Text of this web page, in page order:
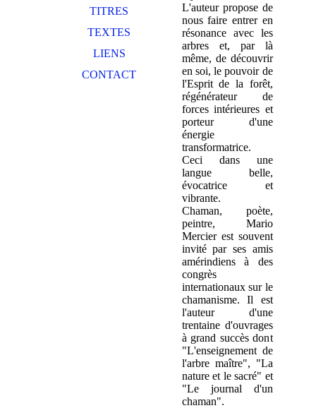
TITRES
TEXTES
LIENS
CONTACT
L'auteur propose de
nous faire entrer en
résonance avec les
arbres et, par là
même, de découvrir
en soi, le pouvoir de
l'Esprit de la forêt,
régénérateur de
forces intérieures et
porteur d'une
énergie
transformatrice.
Ceci dans une
langue belle,
évocatrice et
vibrante.
Chaman, poète,
peintre, Mario
Mercier est souvent
invité par ses amis
amérindiens à des
congrès
internationaux sur le
chamanisme. Il est
l'auteur d'une
trentaine d'ouvrages
à grand succès dont
"L'enseignement de
l'arbre maître", "La
nature et le sacré" et
"Le journal d'un
chaman".